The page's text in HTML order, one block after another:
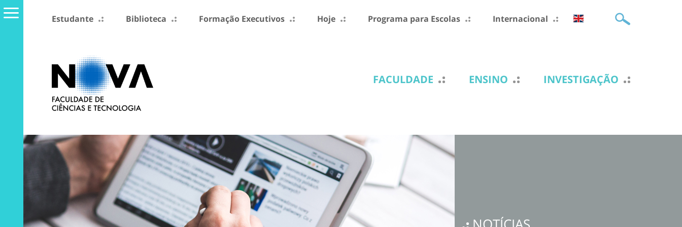
Estudante Biblioteca Formação Executivos Hoje Programa para Escolas Internacional
FACULDADE ENSINO INVESTIGAÇÃO